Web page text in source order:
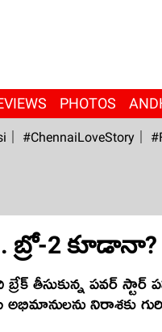
PHOTOS
#ChennaiLoveStory
బ్రో-2 కూడానా?
తీసుకున్న‌ ప‌వ‌ర్ స్టార్
అభిమానుల‌ను నిరాశ‌కు